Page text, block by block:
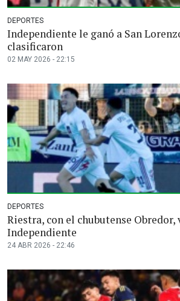
DEPORTES
Independiente le ganó a San
clasificaron
02 MAY 2026 - 22:15
DEPORTES
Riestra, con el chubutense Obredor,
Independiente
24 ABR 2026 - 22:46